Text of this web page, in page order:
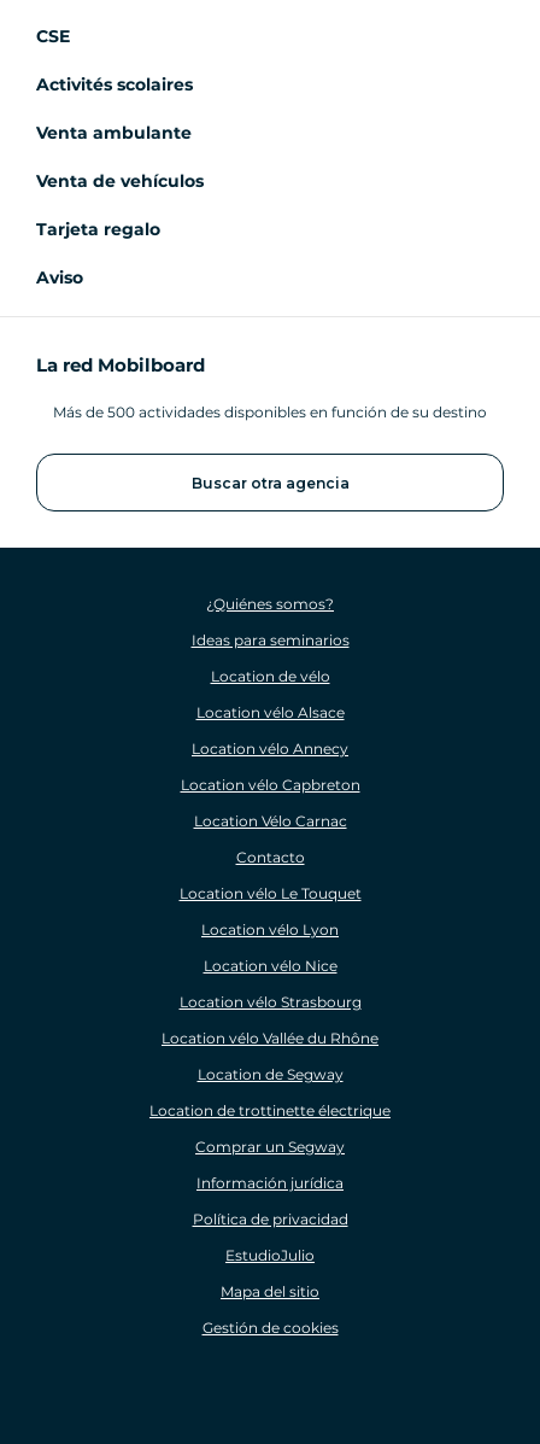
CSE
Activités scolaires
Venta ambulante
Venta de vehículos
Tarjeta regalo
Aviso
La red Mobilboard
Más de 500 actividades disponibles en función de su destino
Buscar otra agencia
¿Quiénes somos?
Ideas para seminarios
Location de vélo
Location vélo Alsace
Location vélo Annecy
Location vélo Capbreton
Location Vélo Carnac
Contacto
Location vélo Le Touquet
Location vélo Lyon
Location vélo Nice
Location vélo Strasbourg
Location vélo Vallée du Rhône
Location de Segway
Location de trottinette électrique
Comprar un Segway
Información jurídica
Política de privacidad
EstudioJulio
Mapa del sitio
Gestión de cookies